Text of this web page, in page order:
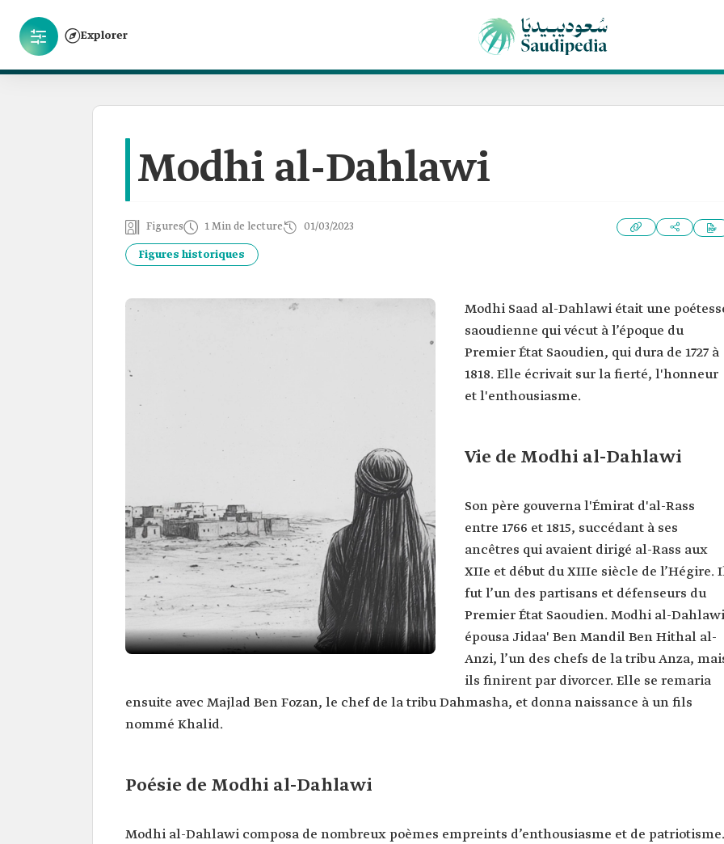
Explorer
Modhi al-Dahlawi
Figures 1 Min de lecture 01/03/2023
Figures historiques
Modhi Saad al-Dahlawi était une
saoudienne qui vécut à l’époque du
Premier État Saoudien, qui dura de 1727 à
1818. Elle écrivait sur la fierté, l'honneur
et l'enthousiasme.
Vie de Modhi al-Dahlawi
Son père gouverna l'Émirat d'al-Rass
entre 1766 et 1815, succédant à ses
ancêtres qui avaient dirigé al-Rass aux
XIIe et début du XIIIe siècle de l’Hégire.
fut l’un des partisans et défenseurs du
Premier État Saoudien. Modhi al-Dahlawi
épousa Jidaa' Ben Mandil Ben Hithal al-
Anzi, l’un des chefs de la tribu Anza,
ils finirent par divorcer. Elle se remaria
ensuite avec Majlad Ben Fozan, le chef de la tribu Dahmasha, et donna naissance à un fils
nommé Khalid.
Poésie de Modhi al-Dahlawi
Modhi al-Dahlawi composa de nombreux poèmes empreints d’enthousiasme et de patriotisme.